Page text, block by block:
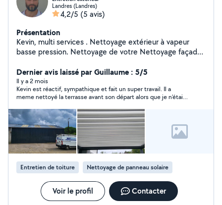
Landres (Landres)
4,2/5 (5 avis)
Présentation
Kevin, multi services . Nettoyage extérieur à vapeur
basse pression. Nettoyage de votre Nettoyage façade
Dernier avis laissé par Guillaume : 5/5
Il y a 2 mois
Kevin est réactif, sympathique et fait un super travail. Il a
meme nettoyé la terrasse avant son départ alors que je n’étais
Entretien de toiture Nettoyage de panneau solaire
Voir le profil Contacter